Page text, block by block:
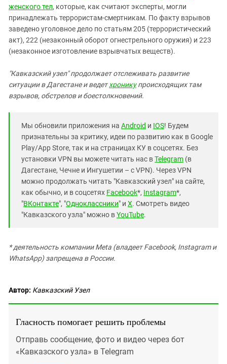
женского тел, которые, как считают эксперты, могли
принадлежать террористам-смертникам. По факту взрывов
заведено уголовное дело по статьям 205 (террористический
акт), 222 (незаконный оборот огнестрельного оружия) и 223
(незаконное изготовление взрывчатых веществ).
"Кавказский узел" продолжает отслеживать развитие
ситуации в Дагестане и ведетхроникупроисходящих там
взрывов, обстрелов и боестолкновений.
Мы обновили приложения на Android и IOS! Будем
признательны за критику, идеи по развитию как в Google
Play/App Store, так и на страницах КУ в соцсетях. Без
установки VPN вы можете читать нас вTelegram (в
Дагестане, Чечне и Ингушетии – с VPN). Через VPN
можно продолжать читать "Кавказский узел" на сайте,
как обычно, и в соцсетях Facebook*, Instagram*,
"ВКонтакте", "Одноклассники" и X. Смотреть видео
"Кавказского узла" можно вYouTube.
* деятельность компании Meta (владеет Facebook, Instagram и
WhatsApp) запрещена в России.
Автор: Кавказский Узел
Гласность помогает решить проблемы
Отправь сообщение, фото и видео через бот
«Кавказского узла» в Telegram